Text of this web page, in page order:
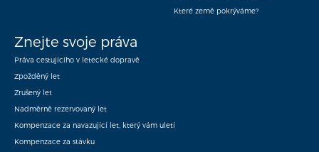
Které země pokrýváme?
Znejte svoje práva
Práva cestujícího v letecké dopravě
Zpožděný let
Zrušený let
Nadměrně rezervovaný let
Kompenzace za navazující let, který vám uletí
Kompenzace za stávku